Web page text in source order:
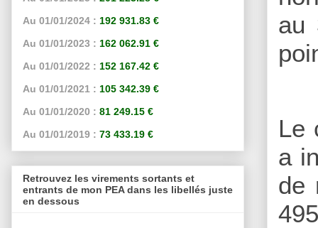
au
Le
a
de
Au 01/01/2024 : 192 931.83 €
Au 01/01/2023 : 162 062.91 €
Au 01/01/2022 : 152 167.42 €
Au 01/01/2021 : 105 342.39 €
Au 01/01/2020 : 81 249.15 €
Au 01/01/2019 : 73 433.19 €
Retrouvez les virements sortants et
entrants de mon PEA dans les libellés juste
en dessous